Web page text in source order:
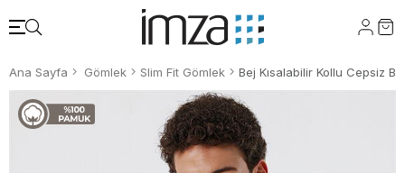
Ana Sayfa Gömlek Slim Fit Gömlek